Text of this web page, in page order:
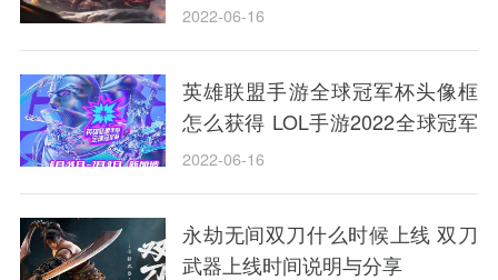
2022-06-16
英雄联盟手游全球冠军杯头像框
怎么获得 LOL手游2022全球冠军
杯头像框领取活动
2022-06-16
永劫无间双刀什么时候上线 双刀
武器上线时间说明与分享